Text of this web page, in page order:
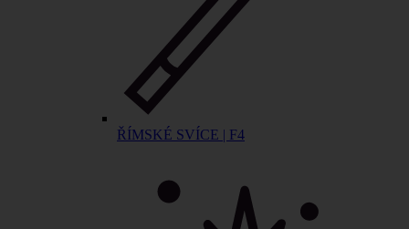
ŘÍMSKÉ SVÍCE | F4